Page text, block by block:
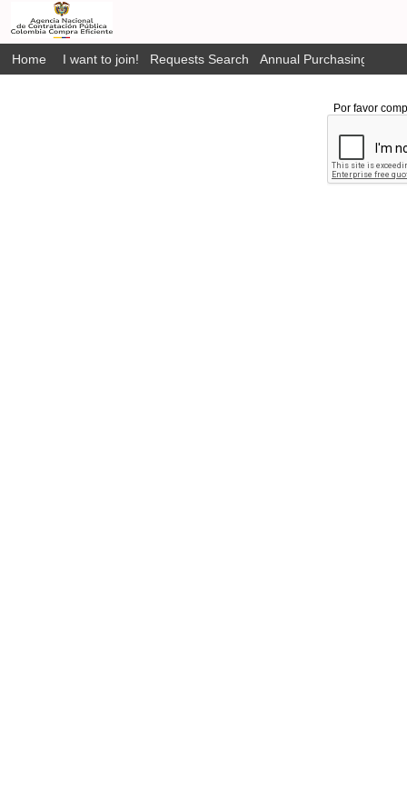
Home I want to join! Requests Search Annual Purchasing Plan
Por favor